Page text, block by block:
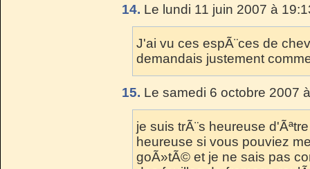
14. Le lundi 11 juin 2007 à
J'ai vu ces espÃ¨ces de
demandais justement
15. Le samedi 6 octobre 2007
je suis trÃ¨s heureuse
heureuse si vous pouviez
goÃ»tÃ© et je ne sais pas